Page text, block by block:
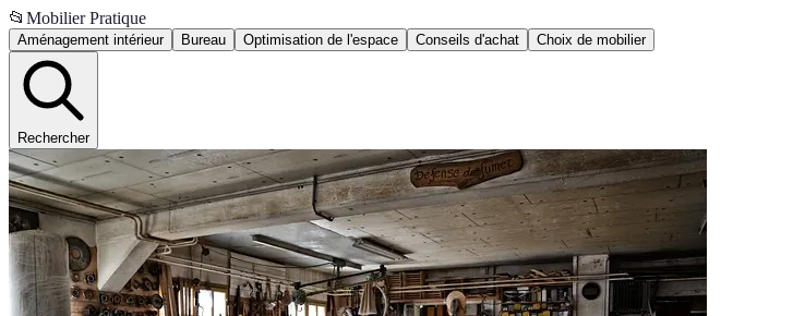
📂 Mobilier Pratique
Aménagement intérieur Bureau Optimisation de l'espace Conseils d'achat Choix de mobilier
Rechercher